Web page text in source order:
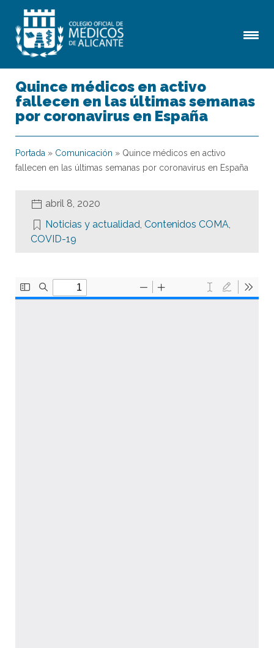
Quince médicos en activo
fallecen en las últimas semanas
por coronavirus en España
Portada » Comunicación » Quince médicos en activo
fallecen en las últimas semanas por coronavirus en España
abril 8, 2020
Noticias y actualidad, Contenidos COMA,
COVID-19